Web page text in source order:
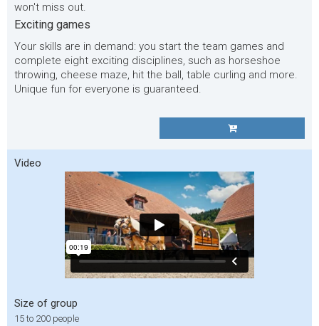
won't miss out.
Exciting games
Your skills are in demand: you start the team games and
complete eight exciting disciplines, such as horseshoe
throwing, cheese maze, hit the ball, table curling and more.
Unique fun for everyone is guaranteed.
Video
Size of group
15 to 200 people